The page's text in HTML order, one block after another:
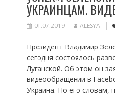
УКРАИНЦАМ.
01.07.2019 ALESYA
Президент Владимир
сегодня состоялось
Луганской. Об этом он
видеообращении в
Украина. По его словам,